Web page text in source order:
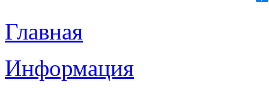
Главная
Информация